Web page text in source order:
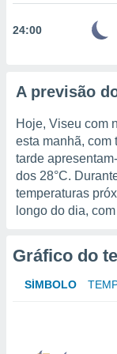
nós e
únicos
para
como a
de
24:00
A previsão
Hoje, Viseu com
esta manhã, com
tarde
dos 28°C.
temperaturas
longo do dia,
Gráfico do
SÍMBOLO